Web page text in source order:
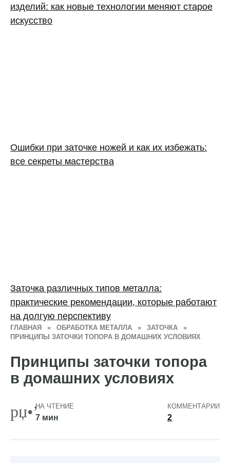
ГЛАВНАЯ » ОБРАБОТКА МЕТАЛЛА » ЗАТОЧКА
»
ПРИНЦИПЫ ЗАТОЧКИ ТОПОРА В ДОМАШНИХ УСЛОВИЯХ
Принципы заточки топора
в домашних условиях
НА ЧТЕНИЕ
7 мин
КОММЕНТАРИИ
2
изделий: как новые технологии меняют старое
искусство
Ошибки при заточке ножей и как их избежать:
все секреты мастерства
Заточка различных типов металла:
практические рекомендации, которые работают
на долгую перспективу